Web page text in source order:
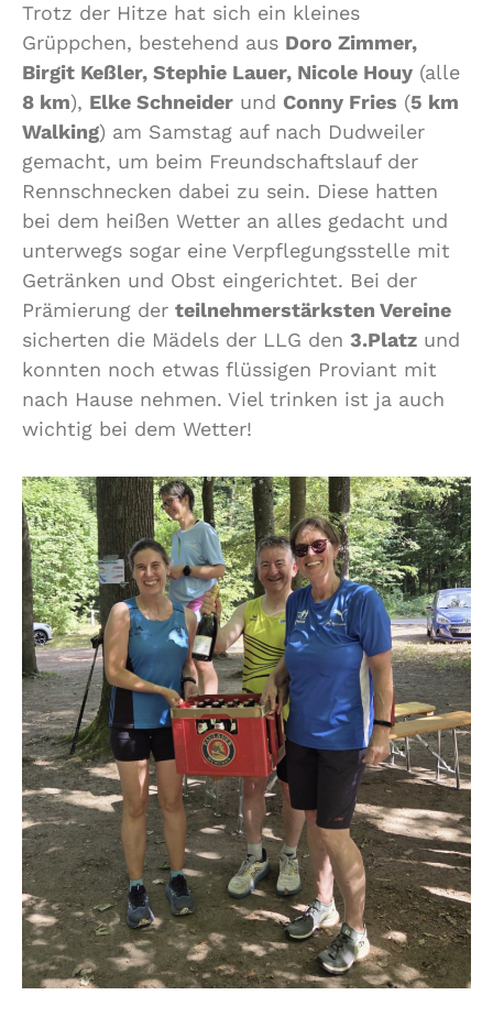
Trotz der Hitze hat sich ein kleines
Grüppchen, bestehend aus Doro Zimmer,
Birgit Keßler, Stephie Lauer, Nicole Houy (alle
8 km), Elke Schneider und Conny Fries (5 km
Walking) am Samstag auf nach Dudweiler
gemacht, um beim Freundschaftslauf der
Rennschnecken dabei zu sein. Diese hatten
bei dem heißen Wetter an alles gedacht und
unterwegs sogar eine Verpflegungsstelle mit
Getränken und Obst eingerichtet. Bei der
Prämierung der teilnehmerstärksten Vereine
sicherten die Mädels der LLG den 3.Platz und
konnten noch etwas flüssigen Proviant mit
nach Hause nehmen. Viel trinken ist ja auch
wichtig bei dem Wetter!